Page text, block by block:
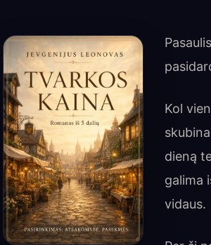
Kol
dieną
galima
vidaus.